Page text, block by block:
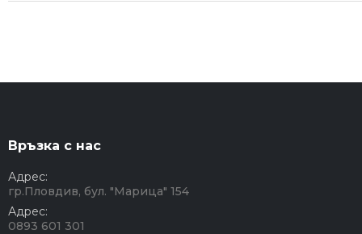
Връзка с нас
Адрес:
гр.Пловдив, бул. "Марица" 154
Адрес:
0893 601 301